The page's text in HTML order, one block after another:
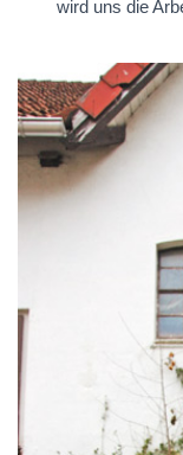
wird uns die